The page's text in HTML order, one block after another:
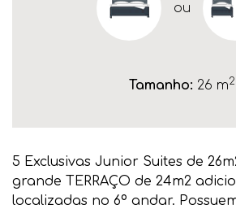
ou
Tamanho: 26 m2
5 Exclusivas Junior Suites de
grande TERRAÇO de 24m2
localizadas no 6º andar.